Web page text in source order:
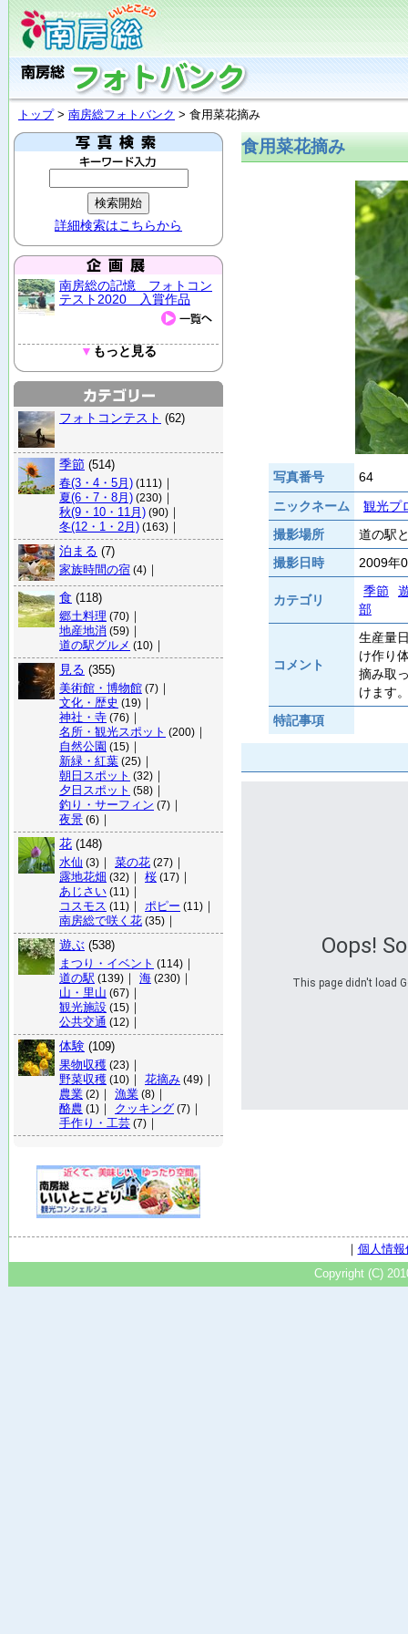
トップ> 南房総フォトバンク > 食用菜花摘み
詳細検索はこちらから
南房総の記憶 フォトコン
テスト2020 入賞作品
▼ もっと見る
フォトコンテスト (62)
季節 (514)
春(3・4・5月) (111) ｜
夏(6・7・8月) (230) ｜
秋(9・10・11月) (90) ｜
冬(12・1・2月) (163) ｜
泊まる (7)
家族時間の宿 (4) ｜
食 (118)
郷土料理 (70) ｜
地産地消 (59) ｜
道の駅グルメ (10) ｜
見る (355)
美術館・博物館 (7) ｜
文化・歴史 (19) ｜
神社・寺 (76) ｜
名所・観光スポット (200) ｜
自然公園 (15) ｜
新緑・紅葉 (25) ｜
朝日スポット (32) ｜
夕日スポット (58) ｜
釣り・サーフィン (7) ｜
夜景 (6) ｜
花 (148)
水仙 (3) ｜ 菜の花 (27) ｜
露地花畑 (32) ｜ 桜 (17) ｜
あじさい (11) ｜
コスモス (11) ｜ ポピー (11) ｜
南房総で咲く花 (35) ｜
遊ぶ (538)
まつり・イベント (114) ｜
道の駅 (139) ｜ 海 (230) ｜
山・里山 (67) ｜
観光施設 (15) ｜
公共交通 (12) ｜
体験 (109)
果物収穫 (23) ｜
野菜収穫 (10) ｜ 花摘み (49) ｜
農業 (2) ｜ 漁業 (8) ｜
酪農 (1) ｜ クッキング (7) ｜
手作り・工芸 (7) ｜
食用菜花摘み
写真番号
64
ニックネーム
観光プ
撮影場所
道の駅
撮影日時
2009年
カテゴリ
季節
部
コメント
生産量
け作り
摘み取
けます
特記事項
Oops!
This page didn't load
｜ 個人情
Copyright (C)